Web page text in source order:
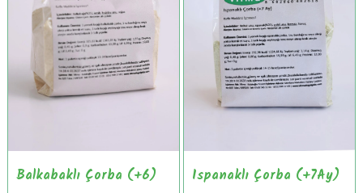
Balkabaklı Çorba (+6) Ispanaklı Çorba (+7Ay)